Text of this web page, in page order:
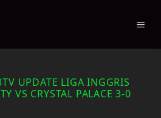
UPDATE LIGA INGGRIS
VS CRYSTAL PALACE 3-0